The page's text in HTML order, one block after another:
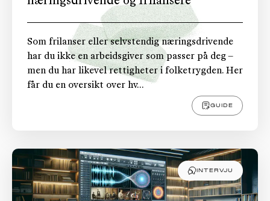
Som frilanser eller selvstendig næringsdrivende
har du ikke en arbeidsgiver som passer på deg –
men du har likevel rettigheter i folketrygden. Her
får du en oversikt over hv...
GUIDE
INTERVJU